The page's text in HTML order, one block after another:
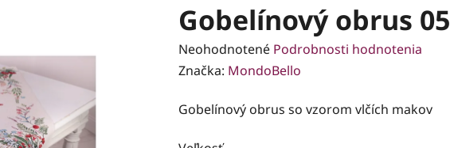
Gobelínový obrus 05
Priemerné
hodnotenie
je
Neohodnotené Podrobnosti hodnotenia
Značka: MondoBello
Gobelínový obrus so vzorom vlčích makov